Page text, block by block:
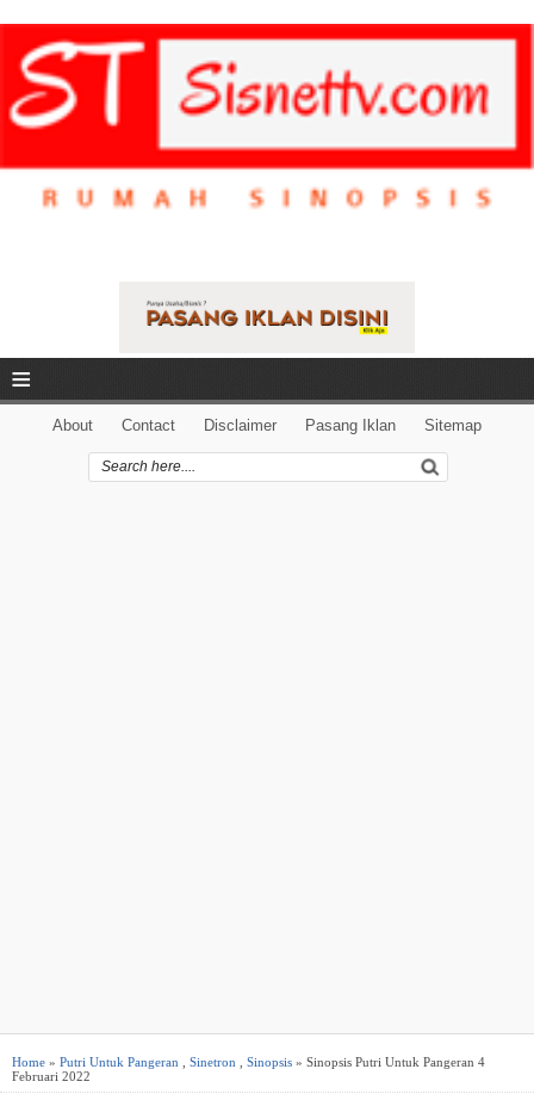
≡
About Contact Disclaimer Pasang Iklan Sitemap
Home » Putri Untuk Pangeran Sinetron Sinopsis » Sinopsis Putri Untuk Pangeran 4
Februari 2022